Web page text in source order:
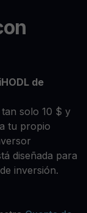
de
solo 10 $ y
tu propio
diseñada para
inversión.